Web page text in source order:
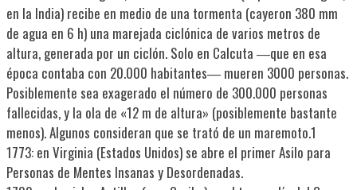
en la India) recibe en medio de una tormenta (cayeron 380 mm
de agua en 6 h) una marejada ciclónica de varios metros de
altura, generada por un ciclón. Solo en Calcuta ―que en esa
época contaba con 20.000 habitantes― mueren 3000 personas.
Posiblemente sea exagerado el número de 300.000 personas
fallecidas, y la ola de «12 m de altura» (posiblemente bastante
menos). Algunos consideran que se trató de un maremoto.1​
1773: en Virginia (Estados Unidos) se abre el primer Asilo para
Personas de Mentes Insanas y Desordenadas.